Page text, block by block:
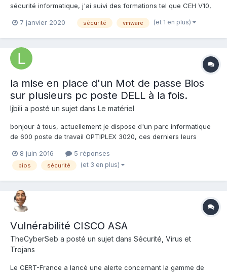
sécurité informatique, j'ai suivi des formations tel que CEH V10,
L'administeur du chaîne télégram https://t.me/megaliens Profil
7 janvier 2020 sécurité vmware (et 1 en plus)
la mise en place d'un Mot de passe Bios
sur plusieurs pc poste DELL à la fois.
ljbili a posté un sujet dans Le matériel
bonjour à tous, actuellement je dispose d'un parc informatique
de 600 poste de travail OPTIPLEX 3020, ces derniers leurs
connaissez vous comment puis-je centraliser la mise en place
d'un mot de passe bios sur ces poste de travail d'une façon
8 juin 2016 5 réponses
bios sécurité (et 3 en plus)
Vulnérabilité CISCO ASA
TheCyberSeb a posté un sujet dans Sécurité, Virus et
Trojans
Le CERT-France a lancé une alerte concernant la gamme de